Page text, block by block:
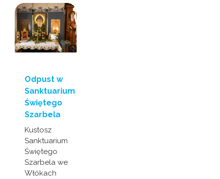
Odpust w
Sanktuarium
Świętego
Szarbela
Kustosz
Sanktuarium
Świętego
Szarbela we
Włókach